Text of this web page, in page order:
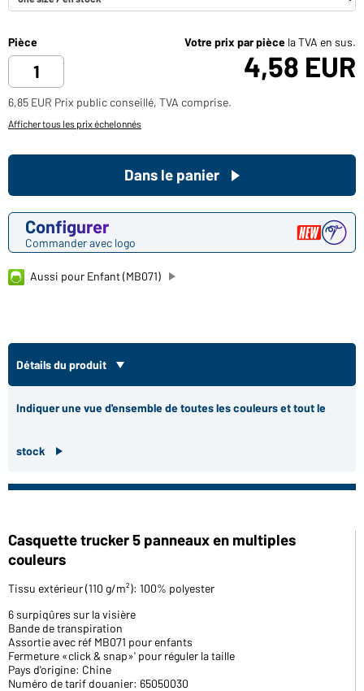
Pièce Votre prix par pièce la TVA en sus.
4,58 EUR
6,85 EUR Prix public conseillé, TVA comprise.
Afficher tous les prix échelonnés
Configurer
Commander avec logo
Dans le panier
Aussi pour Enfant (MB071)
Détails du produit
Indiquer une vue d'ensemble de toutes les couleurs et tout le
stock
Casquette trucker 5 panneaux en multiples
couleurs
Tissu extérieur (110 g/m²): 100% polyester
6 surpiqûres sur la visière
Bande de transpiration
Assortie avec réf MB071 pour enfants
Fermeture «click & snap»' pour réguler la taille
Pays d'origine: Chine
Numéro de tarif douanier: 65050030